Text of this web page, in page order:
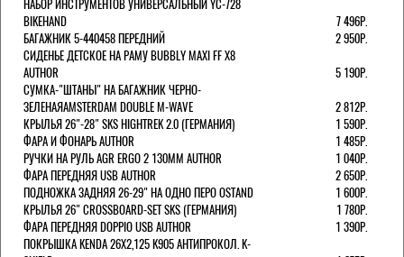
НАБОР ИНСТРУМЕНТОВ УНИВЕРСАЛЬНЫЙ YC-728
BIKEHAND
7 496Р.
БАГАЖНИК 5-440458 ПЕРЕДНИЙ
2 950Р.
СИДЕНЬЕ ДЕТСКОЕ НА РАМУ BUBBLY MAXI FF X8
AUTHOR
5 190Р.
СУМКА-"ШТАНЫ" НА БАГАЖНИК ЧЕРНО-
ЗЕЛЕНАЯAMSTERDAM DOUBLE M-WAVE
2 812Р.
КРЫЛЬЯ 26"-28" SKS HIGHTREK 2.0 (ГЕРМАНИЯ)
1 590Р.
ФАРА И ФОНАРЬ AUTHOR
1 485Р.
РУЧКИ НА РУЛЬ AGR ERGO 2 130ММ AUTHOR
1 040Р.
ФАРА ПЕРЕДНЯЯ USB AUTHOR
2 650Р.
ПОДНОЖКА ЗАДНЯЯ 26-29" НА ОДНО ПЕРО OSTAND
1 600Р.
КРЫЛЬЯ 26" CROSSBOARD-SET SKS (ГЕРМАНИЯ)
1 780Р.
ФАРА ПЕРЕДНЯЯ DOPPIO USB AUTHOR
1 390Р.
ПОКРЫШКА KENDA 26Х2,125 K905 АНТИПРОКОЛ. K-